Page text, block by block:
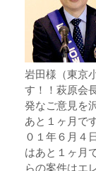
岩田様（東京
す！！萩原会
発なご意見を
あと１ヶ月で
０１年６月４
はあと１ヶ月
らの案件はエ